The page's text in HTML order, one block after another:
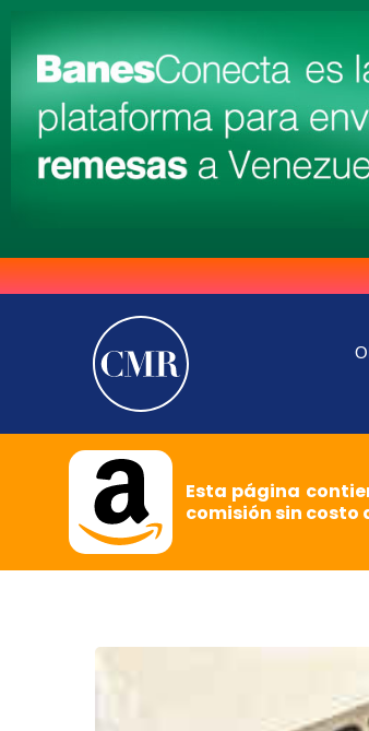
Esta página
comisión sin